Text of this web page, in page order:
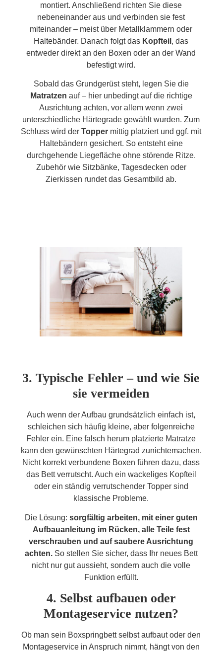
montiert. Anschließend richten Sie diese
nebeneinander aus und verbinden sie fest
miteinander – meist über Metallklammern oder
Haltebänder. Danach folgt das Kopfteil , das
entweder direkt an den Boxen oder an der Wand
befestigt wird.
Sobald das Grundgerüst steht, legen Sie die
Matratzen auf – hier unbedingt auf die richtige
Ausrichtung achten, vor allem wenn zwei
unterschiedliche Härtegrade gewählt wurden. Zum
Schluss wird der Topper mittig platziert und ggf. mit
Haltebändern gesichert. So entsteht eine
durchgehende Liegefläche ohne störende Ritze.
Zubehör wie Sitzbänke, Tagesdecken oder
Zierkissen rundet das Gesamtbild ab.
3. Typische Fehler – und wie Sie
sie vermeiden
Auch wenn der Aufbau grundsätzlich einfach ist,
schleichen sich häufig kleine, aber folgenreiche
Fehler ein. Eine falsch herum platzierte Matratze
kann den gewünschten Härtegrad zunichtemachen.
Nicht korrekt verbundene Boxen führen dazu, dass
das Bett verrutscht. Auch ein wackeliges Kopfteil
oder ein ständig verrutschender Topper sind
klassische Probleme.
Die Lösung: sorgfältig arbeiten, mit einer guten
Aufbauanleitung im Rücken, alle Teile fest
verschrauben und auf saubere Ausrichtung
achten.So stellen Sie sicher, dass Ihr neues Bett
nicht nur gut aussieht, sondern auch die volle
Funktion erfüllt.
4. Selbst aufbauen oder
Montageservice nutzen?
Ob man sein Boxspringbett selbst aufbaut oder den
Montageservice in Anspruch nimmt, hängt von den